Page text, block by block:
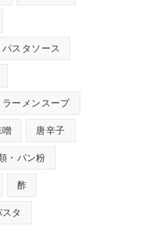
パスタソース
ラーメンスープ
噌 唐辛子
・パン粉
酢
タ